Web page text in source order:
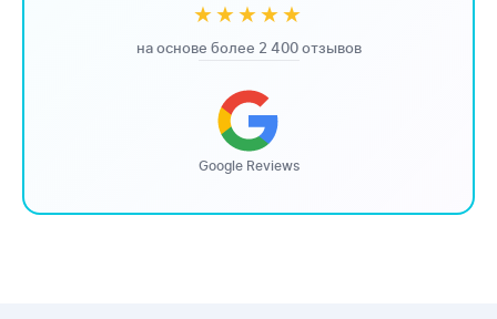
★★★★★
на основе более 2 400 отзывов
Google Reviews